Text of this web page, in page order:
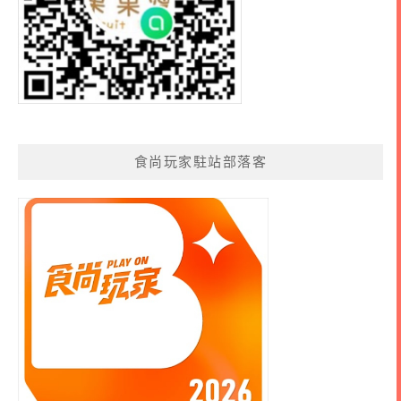
食尚玩家駐站部落客